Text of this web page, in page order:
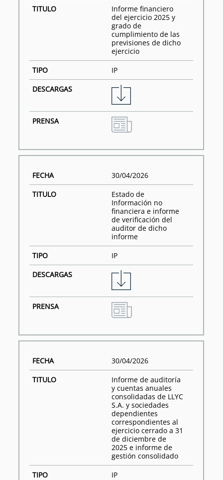
Informe financiero
del ejercicio 2025 y
grado de
cumplimiento de las
previsiones de dicho
ejercicio
IP
30/04/2026
Estado de
Información no
financiera e informe
de verificación del
auditor de dicho
informe
IP
30/04/2026
Informe de auditoría
y cuentas anuales
consolidadas de LLYC
S.A. y sociedades
dependientes
correspondientes al
ejercicio cerrado a 31
de diciembre de
2025 e informe de
gestión consolidado
IP